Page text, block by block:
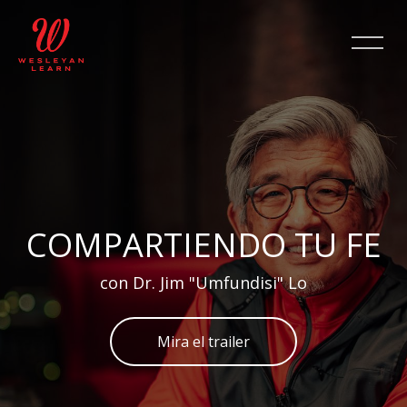
COMPARTIENDO TU FE
con Dr. Jim "Umfundisi" Lo
Mira el trailer